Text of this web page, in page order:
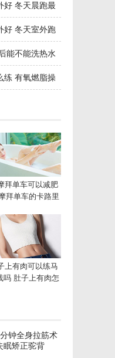
好 冬天晨跑最
好 冬天室外跑
能不能洗热水
练 有氧燃脂操
拜单车可以减肥
拜单车的卡路里
上有肉可以练马
吗 肚子上有肉怎
钟全身拉筋术
眠矫正驼背